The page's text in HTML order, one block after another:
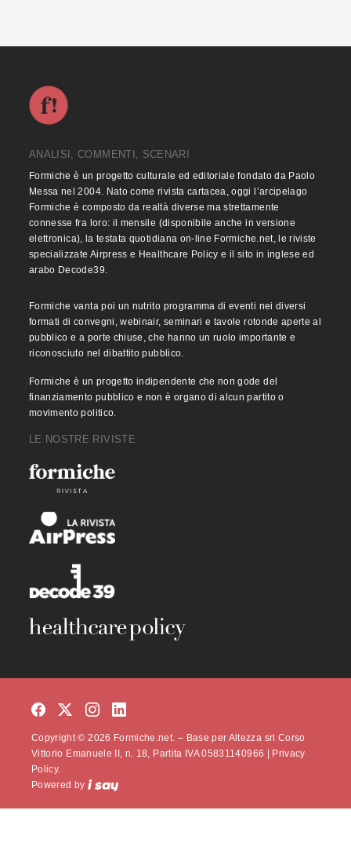
ANALISI, COMMENTI, SCENARI
Formiche è un progetto culturale ed editoriale fondato da Paolo
Messa nel 2004. Nato come rivista cartacea, oggi l’arcipelago
Formiche è composto da realtà diverse ma strettamente
connesse fra loro: il mensile (disponibile anche in versione
elettronica), la testata quotidiana on-line Formiche.net, le riviste
specializzate Airpress e Healthcare Policy e il sito in inglese ed
arabo Decode39.
Formiche vanta poi un nutrito programma di eventi nei diversi
formati di convegni, webinair, seminari e tavole rotonde aperte al
pubblico e a porte chiuse, che hanno un ruolo importante e
riconosciuto nel dibattito pubblico.
Formiche è un progetto indipendente che non gode del
finanziamento pubblico e non è organo di alcun partito o
movimento politico.
LE NOSTRE RIVISTE
Copyright © 2026 Formiche.net. – Base per Altezza srl Corso
Vittorio Emanuele II, n. 18, Partita IVA 05831140966 | Privacy
Policy.
Powered by